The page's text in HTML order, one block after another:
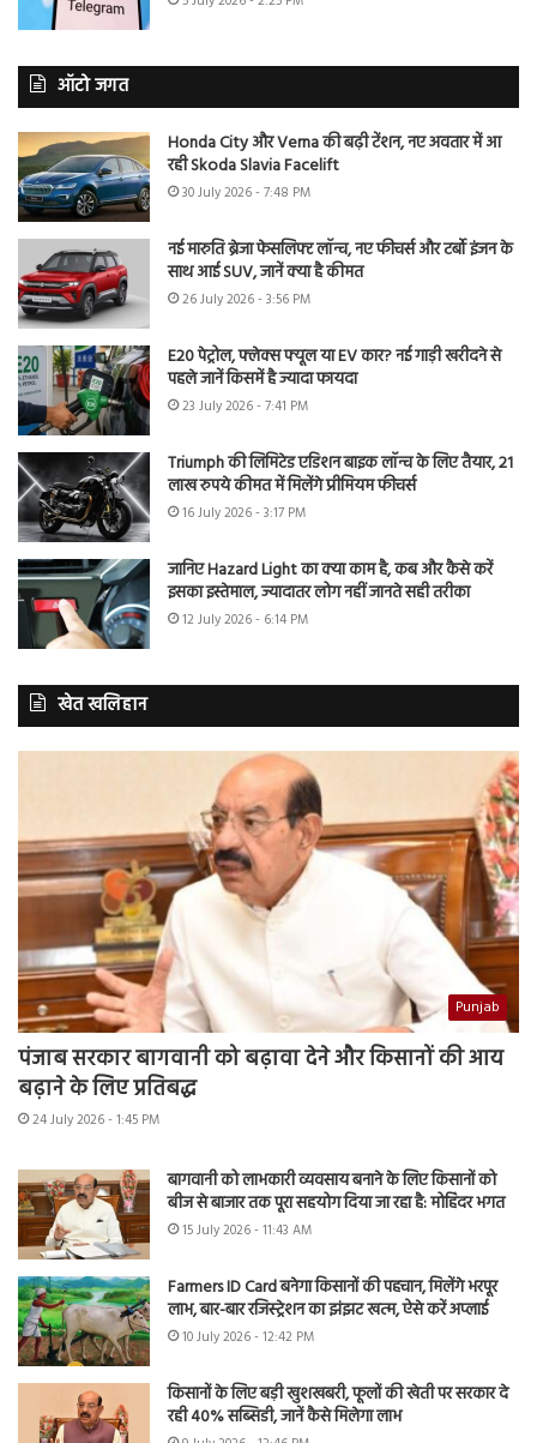
ऑटो जगत
Honda City और Verna की बढ़ी टेंशन, नए अवतार में आ
रही Skoda Slavia Facelift
30 July 2026 - 7:48 PM
नई मारुति ब्रेजा फेसलिफ्ट लॉन्च, नए फीचर्स और टर्बो इंजन के
साथ आई SUV, जानें क्या है कीमत
26 July 2026 - 3:56 PM
E20 पेट्रोल, फ्लेक्स फ्यूल या EV कार? नई गाड़ी खरीदने से
पहले जानें किसमें है ज्यादा फायदा
23 July 2026 - 7:41 PM
Triumph की लिमिटेड एडिशन बाइक लॉन्च के लिए तैयार, 21
लाख रुपये कीमत में मिलेंगे प्रीमियम फीचर्स
16 July 2026 - 3:17 PM
जानिए Hazard Light का क्या काम है, कब और कैसे करें
इसका इस्तेमाल, ज्यादातर लोग नहीं जानते सही तरीका
12 July 2026 - 6:14 PM
खेत खलिहान
Punjab
पंजाब सरकार बागवानी को बढ़ावा देने और किसानों की आय
बढ़ाने के लिए प्रतिबद्ध
24 July 2026 - 1:45 PM
बागवानी को लाभकारी व्यवसाय बनाने के लिए किसानों को
बीज से बाजार तक पूरा सहयोग दिया जा रहा है: मोहिंदर भगत
15 July 2026 - 11:43 AM
Farmers ID Card बनेगा किसानों की पहचान, मिलेंगे भरपूर
लाभ, बार-बार रजिस्ट्रेशन का झंझट खत्म, ऐसे करें अप्लाई
10 July 2026 - 12:42 PM
किसानों के लिए बड़ी खुशखबरी, फूलों की खेती पर सरकार दे
रही 40% सब्सिडी, जानें कैसे मिलेगा लाभ